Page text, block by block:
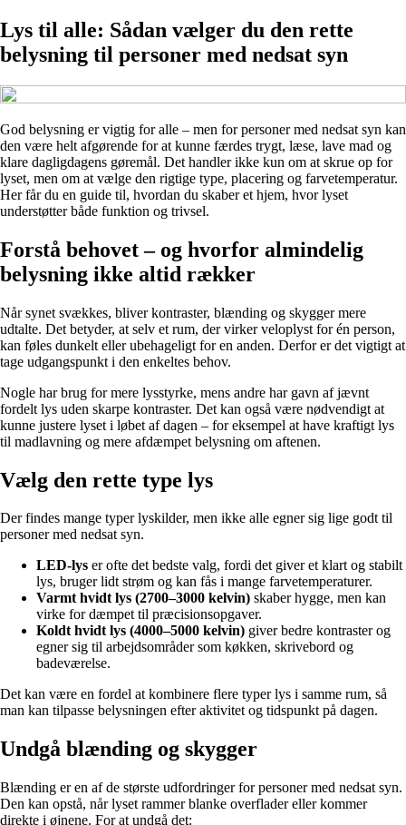
Lys til alle: Sådan vælger du den rette
belysning til personer med nedsat syn
God belysning er vigtig for alle – men for personer med nedsat syn kan
den være helt afgørende for at kunne færdes trygt, læse, lave mad og
klare dagligdagens gøremål. Det handler ikke kun om at skrue op for
lyset, men om at vælge den rigtige type, placering og farvetemperatur.
Her får du en guide til, hvordan du skaber et hjem, hvor lyset
understøtter både funktion og trivsel.
Forstå behovet – og hvorfor almindelig
belysning ikke altid rækker
Når synet svækkes, bliver kontraster, blænding og skygger mere
udtalte. Det betyder, at selv et rum, der virker veloplyst for én person,
kan føles dunkelt eller ubehageligt for en anden. Derfor er det vigtigt at
tage udgangspunkt i den enkeltes behov.
Nogle har brug for mere lysstyrke, mens andre har gavn af jævnt
fordelt lys uden skarpe kontraster. Det kan også være nødvendigt at
kunne justere lyset i løbet af dagen – for eksempel at have kraftigt lys
til madlavning og mere afdæmpet belysning om aftenen.
Vælg den rette type lys
Der findes mange typer lyskilder, men ikke alle egner sig lige godt til
personer med nedsat syn.
LED-lys er ofte det bedste valg, fordi det giver et klart og stabilt
lys, bruger lidt strøm og kan fås i mange farvetemperaturer.
Varmt hvidt lys (2700–3000 kelvin) skaber hygge, men kan
virke for dæmpet til præcisionsopgaver.
Koldt hvidt lys (4000–5000 kelvin) giver bedre kontraster og
egner sig til arbejdsområder som køkken, skrivebord og
badeværelse.
Det kan være en fordel at kombinere flere typer lys i samme rum, så
man kan tilpasse belysningen efter aktivitet og tidspunkt på dagen.
Undgå blænding og skygger
Blænding er en af de største udfordringer for personer med nedsat syn.
Den kan opstå, når lyset rammer blanke overflader eller kommer
direkte i øjnene. For at undgå det: